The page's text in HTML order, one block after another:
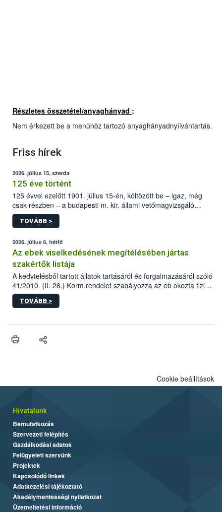
Részletes összetétel/anyaghányad :
Nem érkezett be a menühöz tartozó anyaghányadnyílvántartás.
Friss hírek
2026. július 15, szerda
125 éve történt
125 évvel ezelőtt 1901. július 15-én, költözött be – igaz, még
csak részben – a budapesti m. kir. állami vetőmagvizsgáló
állomás a Kis Rókus utca 15. szám alatti, Czigler Győző által
tervezett új épületébe.
TOVÁBB >
2026. július 6, hétfő
Az ebek viselkedésének megítélésében jártas
szakértők listája
A kedvtelésből tartott állatok tartásáról és forgalmazásáról szóló
41/2010. (II. 26.) Korm.rendelet szabályozza az eb okozta fizikai
sérülés, illetve ennek veszélye keletkezésekor felmerülő
hatósági feladatokat, valamint a veszélyes eb tartását és annak
vonni az ebek viselkedésének megítélésében jártas szakértőt.
TOVÁBB >
Cookie beállítások
Hivatalunk
Bemutatkozás
Szervezeti felépítés
Gazdálkodási adatok
Felügyeleti szervünk
Projektek
Kapcsolódó linkek
Adatkezelési tájékoztató
Akadálymentességi nyilatkozat
Üzemeltetési információ